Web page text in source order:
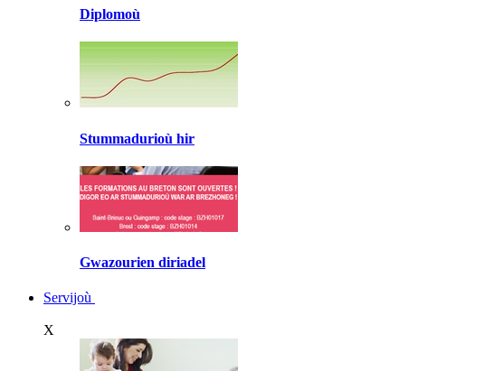
Diplomoù
Stummadurioù hir
Gwazourien diriadel
Servijoù
X